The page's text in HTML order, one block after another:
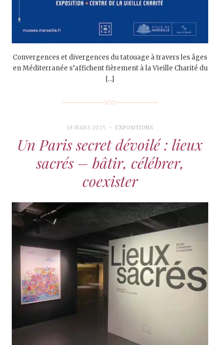
Convergences et divergences du tatouage à travers les âges
en Méditerranée s’affichent fièrement à la Vieille Charité du
[…]
18 MARS 2025 EXPOSITIONS
Un Paris secret dévoilé : lieux
sacrés – bâtir, célébrer,
coexister